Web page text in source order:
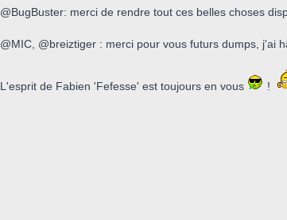
@BugBuster: merci de rendre tout ces belles choses
@MIC, @breiztiger : merci pour vous futurs dumps, j'ai
L'esprit de Fabien 'Fefesse' est toujours en vous !